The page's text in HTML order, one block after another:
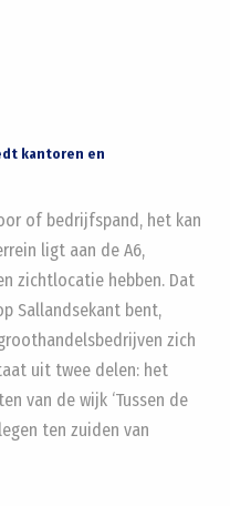
kantoren en
of bedrijfspand, het kan
ligt aan de A6,
zichtlocatie hebben. Dat
Sallandsekant bent,
zich
uit twee delen: het
van de wijk ‘Tussen de
ten zuiden van